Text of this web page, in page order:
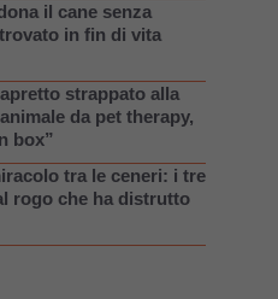
il cane senza
in fin di vita
strappato alla
da pet therapy,
box”
tra le ceneri: i tre
rogo che ha distrutto